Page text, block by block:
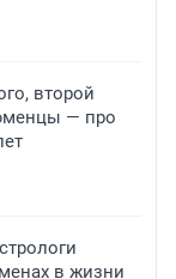
второй
— про
в жизни